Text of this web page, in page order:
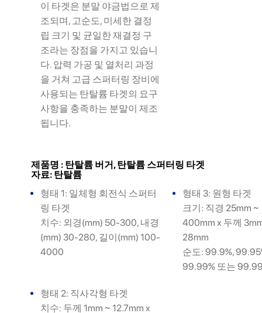
이 타겟은 분말 야금법으로 제
조되며, 고순도, 미세한 결정
립 크기 및 균일한 재결정 구
조라는 장점을 가지고 있습니
다. 압력 가공 및 열처리 과정
을 거쳐 고급 스퍼터링 장비에
사용되는 탄탈륨 타겟의 요구
사항을 충족하는 분말이 제조
됩니다.
제품명 : 탄탈륨 버거, 탄탈륨 스퍼터링 타겟
자료: 탄탈륨
형태 1: 일체형 회전식 스퍼터
링 타겟
치수: 외경(mm) 50-300, 내경
(mm) 30-280, 길이(mm) 100-
4000
형태 3: 원형 타겟
크기: 직경 25mm ~
400mm x 두께
28mm
순도: 99.9%,
99.99% 또는
형태 2: 직사각형 타겟
치수: 두께 1mm ~ 12.7mm x